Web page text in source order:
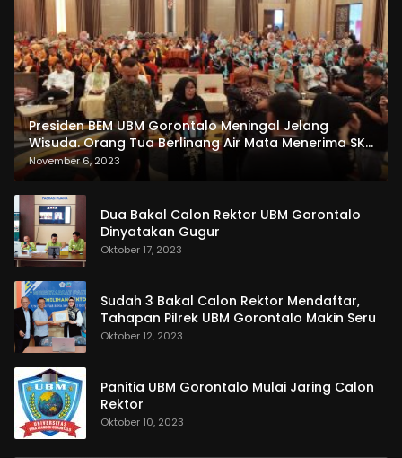
Presiden BEM UBM Gorontalo Meningal Jelang
Wisuda. Orang Tua Berlinang Air Mata Menerima SKL
dan Pemasangan Salempang
November 6, 2023
Dua Bakal Calon Rektor UBM Gorontalo
Dinyatakan Gugur
Oktober 17, 2023
Sudah 3 Bakal Calon Rektor Mendaftar,
Tahapan Pilrek UBM Gorontalo Makin Seru
Oktober 12, 2023
Panitia UBM Gorontalo Mulai Jaring Calon
Rektor
Oktober 10, 2023